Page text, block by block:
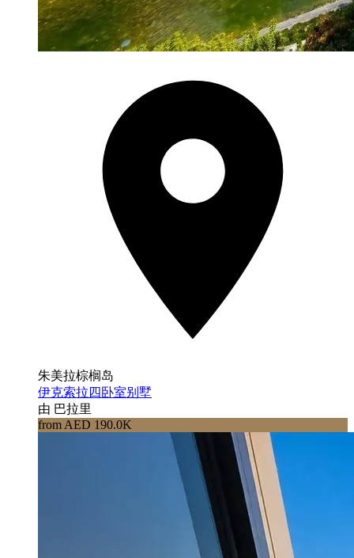
朱美拉棕榈岛
伊克索拉四卧室别墅
由 巴拉里
from AED 190.0K